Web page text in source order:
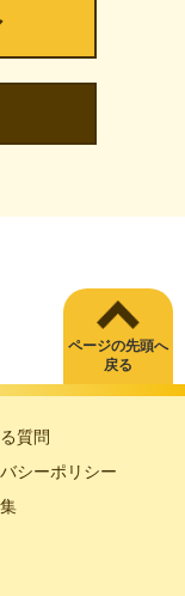
ページの先頭へ
戻る
質問
シーポリシー